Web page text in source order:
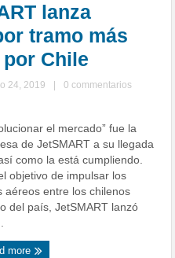
lanza
tramo más
Chile
24, 2019
0 commentarios
el mercado” fue la
de JetSMART a su llegada
como la está cumpliendo.
objetivo de impulsar los
aéreos entre los chilenos
del país, JetSMART lanzó
more